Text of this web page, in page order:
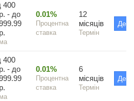
400
- до
0.01%
Процентна
ставка
12
місяців
Термін
400
- до
0.01%
Процентна
ставка
6
місяців
Термін